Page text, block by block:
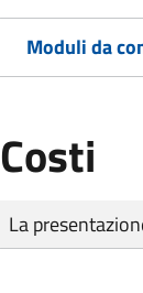
Moduli da
Costi
Tipo di
Importo
La